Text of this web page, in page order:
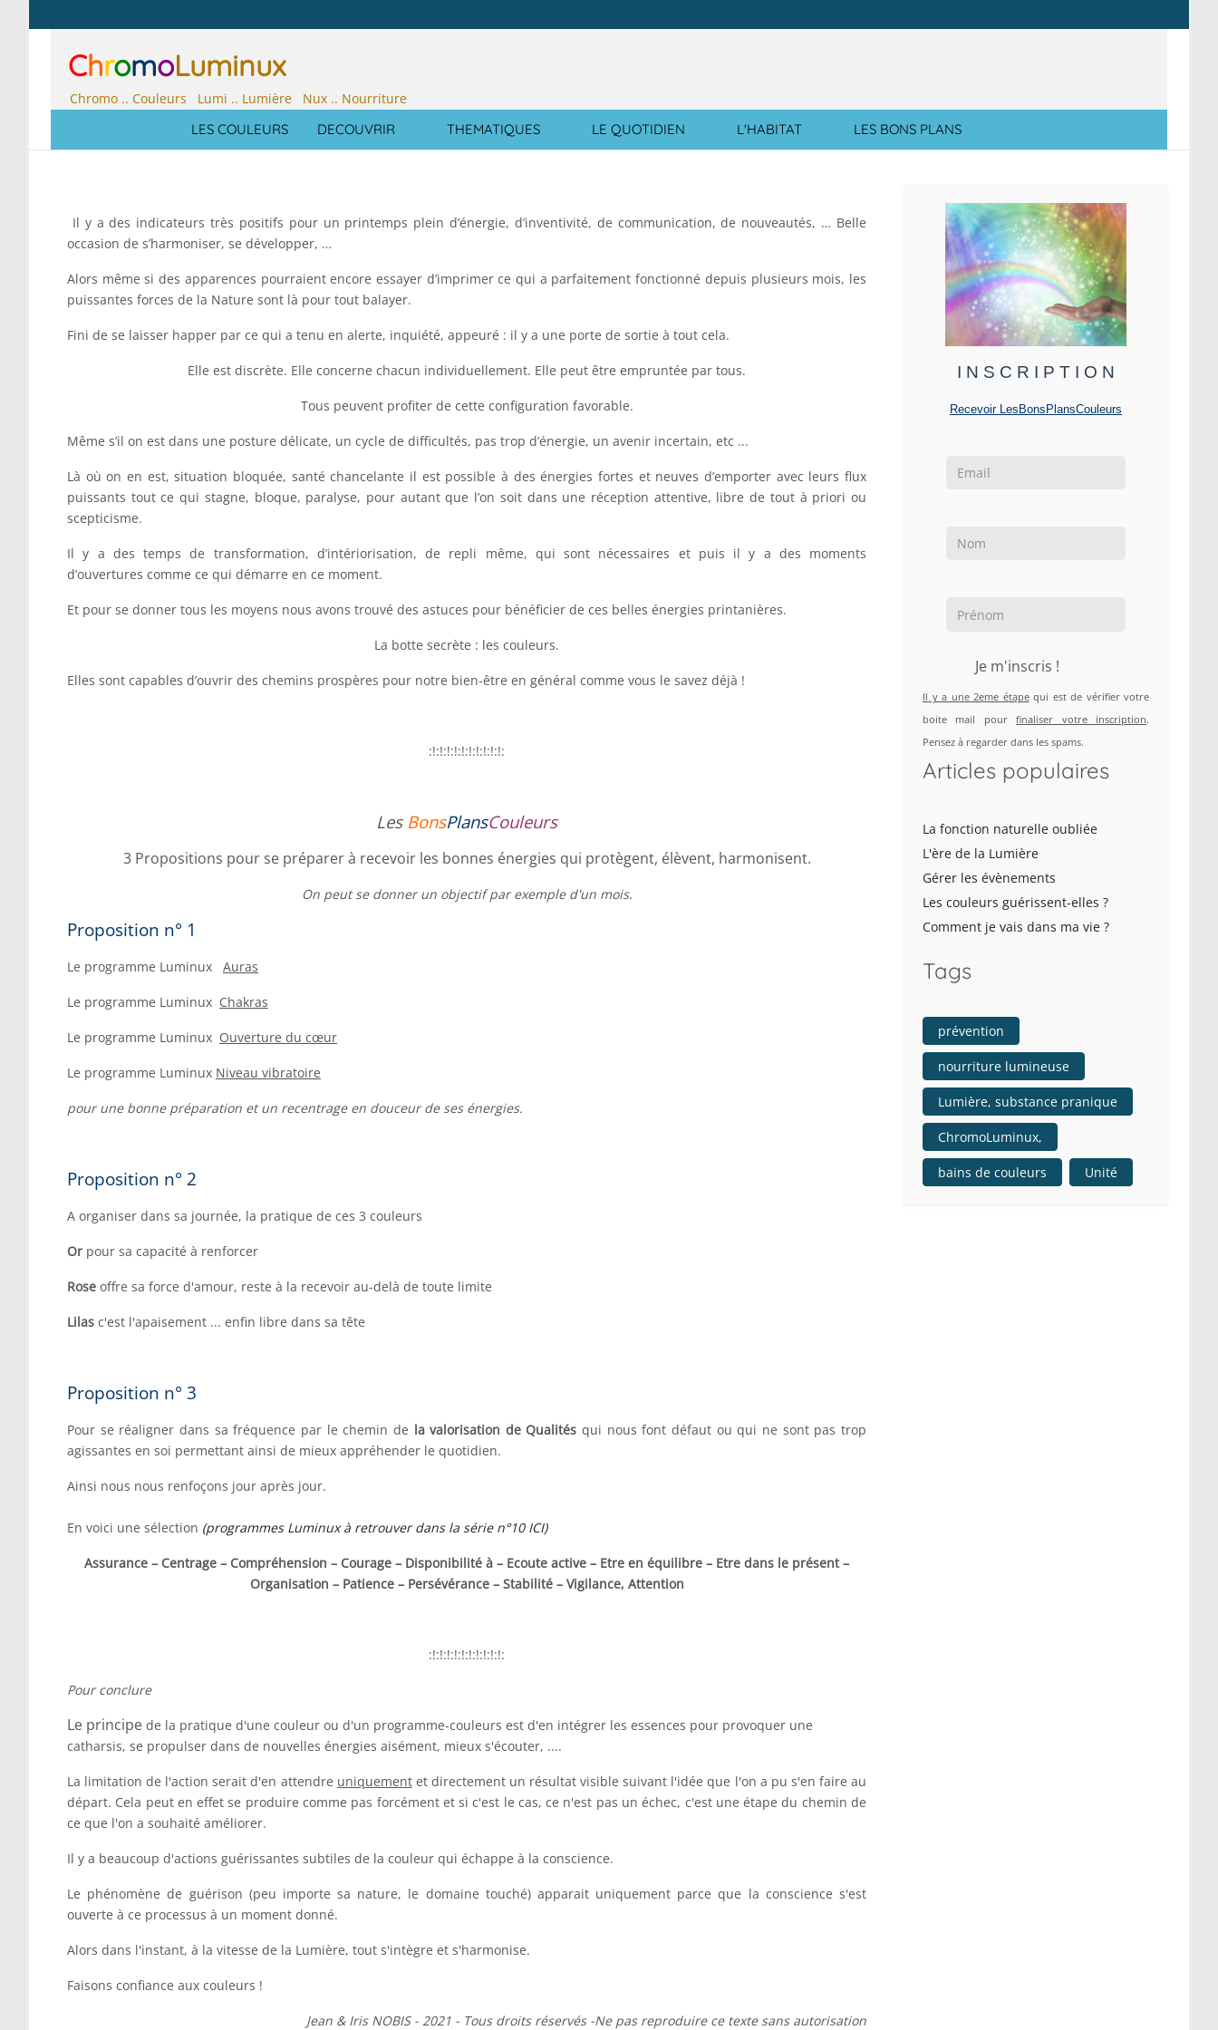
ChromoLuminux
Chromo .. Couleurs Lumi .. Lumière Nux .. Nourriture
LES COULEURS
DECOUVRIR THEMATIQUES LE QUOTIDIEN L'HABITAT LES BONS PLANS
Il y a des indicateurs très positifs pour un printemps plein d’énergie, d’inventivité, de communication, de nouveautés, … Belle
occasion de s’harmoniser, se développer, …
Alors même si des apparences pourraient encore essayer d’imprimer ce qui a parfaitement fonctionné depuis plusieurs mois, les
puissantes forces de la Nature sont là pour tout balayer.
Fini de se laisser happer par ce qui a tenu en alerte, inquiété, appeuré : il y a une porte de sortie à tout cela.
Elle est discrète. Elle concerne chacun individuellement. Elle peut être empruntée par tous.
Tous peuvent profiter de cette configuration favorable.
Même s’il on est dans une posture délicate, un cycle de difficultés, pas trop d’énergie, un avenir incertain, etc ...
Là où on en est, situation bloquée, santé chancelante il est possible à des énergies fortes et neuves d’emporter avec leurs flux
puissants tout ce qui stagne, bloque, paralyse, pour autant que l’on soit dans une réception attentive, libre de tout à priori ou
scepticisme.
Il y a des temps de transformation, d’intériorisation, de repli même, qui sont nécessaires et puis il y a des moments
d’ouvertures comme ce qui démarre en ce moment.
Et pour se donner tous les moyens nous avons trouvé des astuces pour bénéficier de ces belles énergies printanières.
La botte secrète : les couleurs.
Elles sont capables d’ouvrir des chemins prospères pour notre bien-être en général comme vous le savez déjà !
:!:!:!:!:!:!:!:!:!:!:
Les BonsPlansCouleurs
3 Propositions pour se préparer à recevoir les bonnes énergies qui protègent, élèvent, harmonisent.
On peut se donner un objectif par exemple d'un mois.
Proposition n° 1
Le programme Luminux Auras
Le programme Luminux Chakras
Le programme Luminux Ouverture du cœur
Le programme Luminux Niveau vibratoire
pour une bonne préparation et un recentrage en douceur de ses énergies.
Proposition n° 2
A organiser dans sa journée, la pratique de ces 3 couleurs
Or pour sa capacité à renforcer
Rose offre sa force d'amour, reste à la recevoir au-delà de toute limite
Lilas c'est l'apaisement ... enfin libre dans sa tête
Proposition n° 3
Pour se réaligner dans sa fréquence par le chemin de la valorisation de Qualitésqui nous font défaut ou qui ne sont pas trop
agissantes en soi permettant ainsi de mieux appréhender le quotidien.
Ainsi nous nous renfoçons jour après jour.
En voici une sélection (programmes Luminux à retrouver dans la série n°10 ICI)
Assurance – Centrage – Compréhension – Courage – Disponibilité à – Ecoute active – Etre en équilibre – Etre dans le présent –
Organisation – Patience – Persévérance – Stabilité – Vigilance, Attention
:!:!:!:!:!:!:!:!:!:!:
Pour conclure
Le principe de la pratique d'une couleur ou d'un programme-couleurs est d'en intégrer les essences pour provoquer une
catharsis, se propulser dans de nouvelles énergies aisément, mieux s'écouter, ....
La limitation de l'action serait d'en attendre uniquementet directement un résultat visible suivant l'idée que l'on a pu s'en faire au
départ. Cela peut en effet se produire comme pas forcément et si c'est le cas, ce n'est pas un échec, c'est une étape du chemin de
ce que l'on a souhaité améliorer.
Il y a beaucoup d'actions guérissantes subtiles de la couleur qui échappe à la conscience.
Le phénomène de guérison (peu importe sa nature, le domaine touché) apparait uniquement parce que la conscience s'est
ouverte à ce processus à un moment donné.
Alors dans l'instant, à la vitesse de la Lumière, tout s'intègre et s'harmonise.
Faisons confiance aux couleurs !
Jean & Iris NOBIS - 2021 - Tous droits réservés -Ne pas reproduire ce texte sans autorisation
I N S C R I P T I O N
Recevoir LesBonsPlansCouleurs
Je m'inscris !
Il y a une 2eme étapequi est de vérifier votre
boite mail pourfinaliser votre inscription.
Pensez à regarder dans les spams.
Articles populaires
La fonction naturelle oubliée
L'ère de la Lumière
Gérer les évènements
Les couleurs guérissent-elles ?
Comment je vais dans ma vie ?
Tags
prévention
nourriture lumineuse
Lumière, substance pranique
ChromoLuminux,
bains de couleurs Unité